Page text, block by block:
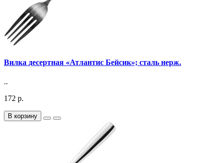
Вилка десертная «Атлантис Бейсик»; сталь нерж.
..
172 р.
В корзину